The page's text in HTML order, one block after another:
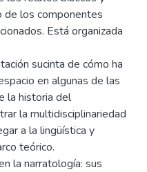
de los componentes
Está organizada
sucinta de cómo ha
en algunas de las
la historia del
la multidisciplinariedad
a la lingüística y
teórico.
la narratología: sus